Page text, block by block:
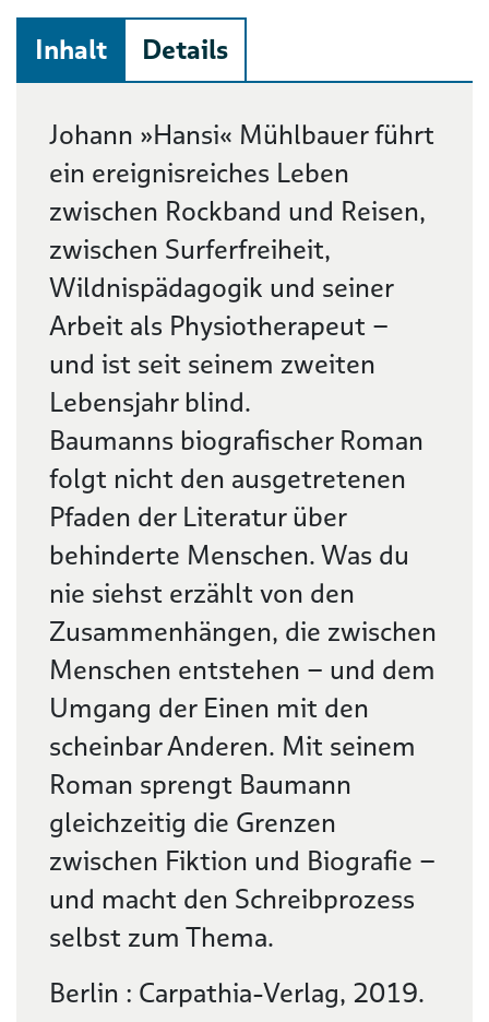
Inhalt Details
Beschreibung
Johann »Hansi« Mühlbauer führt
ein ereignisreiches Leben
zwischen Rockband und Reisen,
zwischen Surferfreiheit,
Wildnispädagogik und seiner
Arbeit als Physiotherapeut –
und ist seit seinem zweiten
Lebensjahr blind.
Baumanns biografischer Roman
folgt nicht den ausgetretenen
Pfaden der Literatur über
behinderte Menschen. Was du
nie siehst erzählt von den
Zusammenhängen, die zwischen
Menschen entstehen – und dem
Umgang der Einen mit den
scheinbar Anderen. Mit seinem
Roman sprengt Baumann
gleichzeitig die Grenzen
zwischen Fiktion und Biografie –
und macht den Schreibprozess
selbst zum Thema.
Berlin : Carpathia-Verlag, 2019.